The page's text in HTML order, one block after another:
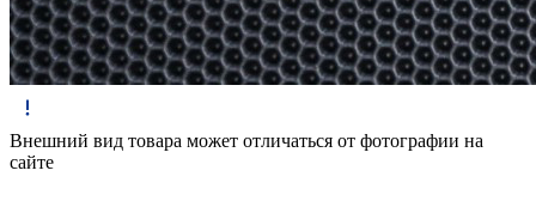
Внешний вид товара может отличаться от фотографии на
сайте